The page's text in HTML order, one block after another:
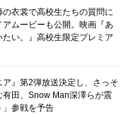
衣裳で高校生たちの質問に
ムービーも公開。映画『あ
い。』高校生限定プレミア
ア』第2弾放送決定し、さっそ
有田、Snow Man深澤らが震
」参戦を予告